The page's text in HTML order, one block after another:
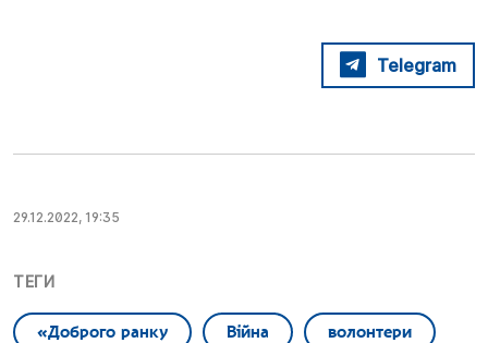
Telegram
29.12.2022, 19:35
ТЕГИ
«Доброго ранку Війна волонтери